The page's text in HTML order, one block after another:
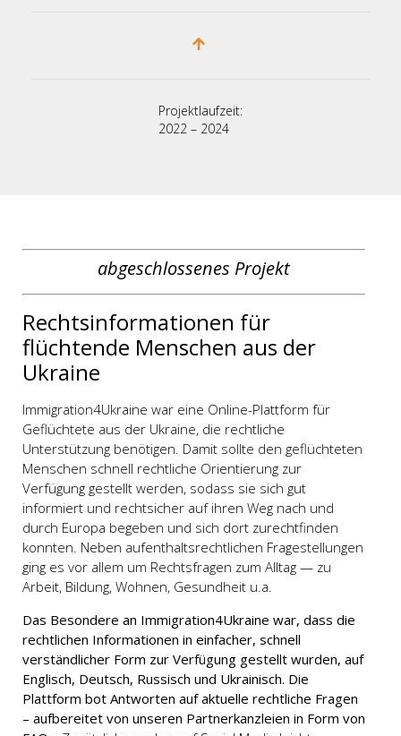
Projektlaufzeit:
2022 – 2024
abgeschlossenes Projekt
Rechtsinformationen für
flüchtende Menschen aus der
Ukraine
Immigration4Ukraine war eine Online-Plattform für
Geflüchtete aus der Ukraine, die rechtliche
Unterstützung benötigen. Damit sollte den geflüchteten
Menschen schnell rechtliche Orientierung zur
Verfügung gestellt werden, sodass sie sich gut
informiert und rechtsicher auf ihren Weg nach und
durch Europa begeben und sich dort zurechtfinden
konnten. Neben aufenthaltsrechtlichen Fragestellungen
ging es vor allem um Rechtsfragen zum Alltag — zu
Arbeit, Bildung, Wohnen, Gesundheit u.a.
Das Besondere an Immigration4Ukraine war, dass die
rechtlichen Informationen in einfacher, schnell
verständlicher Form zur Verfügung gestellt wurden, auf
Englisch, Deutsch, Russisch und Ukrainisch. Die
Plattform bot Antworten auf aktuelle rechtliche Fragen
– aufbereitet von unseren Partnerkanzleien in Form von